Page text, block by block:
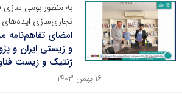
به منظور بومی
تجاری‌سازی ایده‌های
امضای تفاهم‌نامه
و زیستی ایران و
ژنتیک و زیست
۱۶ بهمن ۱۴۰۳